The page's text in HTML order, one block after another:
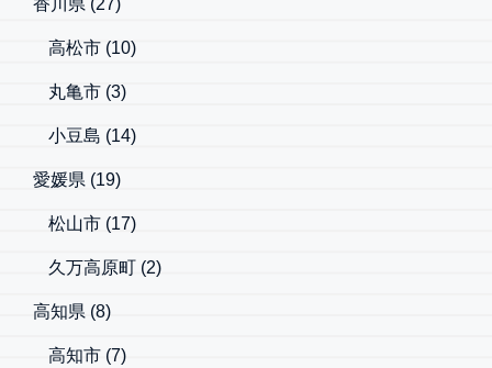
香川県 (27)
高松市 (10)
丸亀市 (3)
小豆島 (14)
愛媛県 (19)
松山市 (17)
久万高原町 (2)
高知県 (8)
高知市 (7)